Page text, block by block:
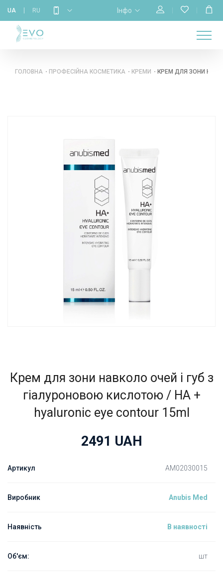
UA RU Інфо
ГОЛОВНА
НАС
МАГАЗИН
НАВЧАННЯ
ГОЛОВНА ПРОФЕСІЙНА КОСМЕТИКА КРЕМИ КРЕМ ДЛЯ ЗОНИ
Крем для зони навколо очей і губ з
гіалуроновою кислотою / НА +
hyaluronic eye contour 15ml
2491 UAH
Артикул AM02030015
Виробник Anubis Med
Наявність В наявності
Об'єм: шт